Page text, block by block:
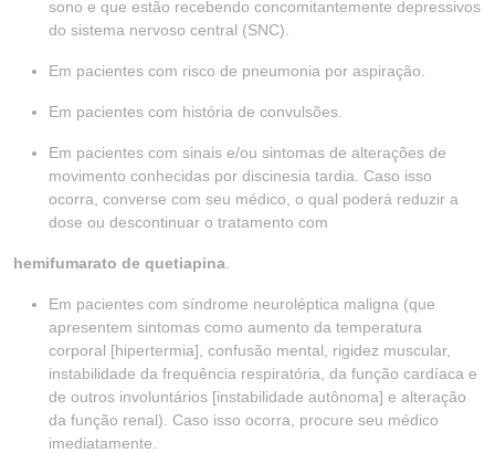
sono e que estão recebendo concomitantemente depressivos
do sistema nervoso central (SNC).
Em pacientes com risco de pneumonia por aspiração.
Em pacientes com história de convulsões.
Em pacientes com sinais e/ou sintomas de alterações de
movimento conhecidas por discinesia tardia. Caso isso
ocorra, converse com seu médico, o qual poderá reduzir a
dose ou descontinuar o tratamento com
hemifumarato de quetiapina
Em pacientes com síndrome neuroléptica maligna (que
apresentem sintomas como aumento da temperatura
corporal [hipertermia], confusão mental, rigidez muscular,
instabilidade da frequência respiratória, da função cardíaca e
de outros involuntários [instabilidade autônoma] e alteração
da função renal). Caso isso ocorra, procure seu médico
imediatamente.